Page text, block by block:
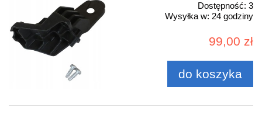
Dostępność: 3
Wysyłka w: 24 godziny
99,00 zł
do koszyka